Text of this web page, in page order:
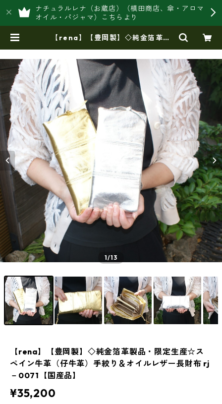
ナチュラルレナ（お蔵店）（槙田商店、傘・アロマ
オイル・パジャマ）こちらより
【rena】【豊岡製】◇純金箔革製
－0071【国産品】 | 豊岡製オリジ
ナルバッグ製造販売【日本製・バッ
グ財布 専門店】レナ ジャパンメ
イド ショップ
1/13
【rena】【豊岡製】◇純金箔革製品・限定生産☆ス
ペイン牛革（仔牛革）手絞り＆オイルレザー長財布 rj
－0071【国産品】
¥35,200